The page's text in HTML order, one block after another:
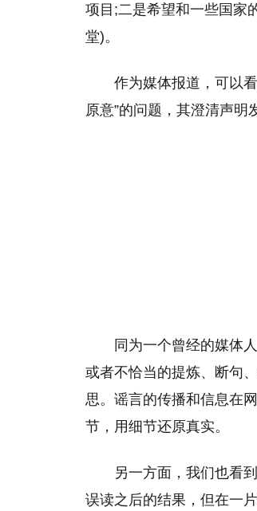
项目;二是希望和一些国家
堂)。
作为媒体报道，可以
原意”的问题，其澄清声明
同为一个曾经的媒体
或者不恰当的提炼、断句
思。谣言的传播和信息在
节，用细节还原真实。
另一方面，我们也看
误读之后的结果，但在一